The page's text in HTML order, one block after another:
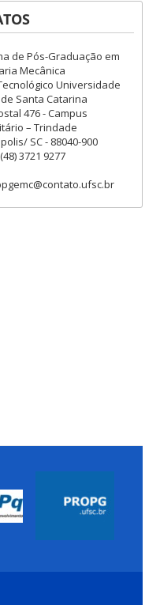
de Pós-Graduação em
Mecânica
Universidade
Santa Catarina
476 - Campus
– Trindade
SC - 88040-900
3721 9277